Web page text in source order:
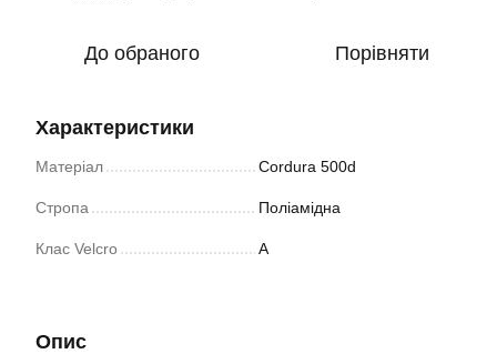
До обраного Порівняти
Характеристики
Матеріал Cordura 500d
Стропа Поліамідна
Клас Velcro А
Опис